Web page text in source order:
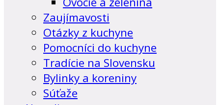
Zaujímavosti
Otázky z kuchyne
Pomocníci do kuchyne
Tradície na Slovensku
Bylinky a koreniny
Súťaže